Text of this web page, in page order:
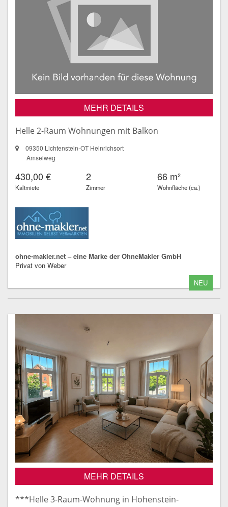
MEHR DETAILS
Helle 2-Raum Wohnungen mit Balkon
09350 Lichtenstein-OT Heinrichsort
Amselweg
430,00 €
Kaltmiete
2
Zimmer
66 m²
Wohnfläche (ca.)
ohne-makler.net – eine Marke der OhneMakler GmbH
Privat von Weber
NEU
MEHR DETAILS
***Helle 3-Raum-Wohnung in Hohenstein-